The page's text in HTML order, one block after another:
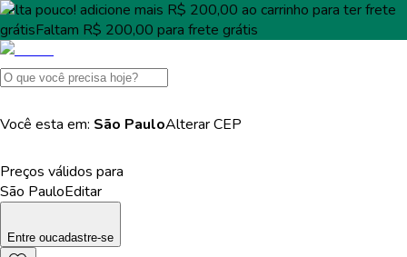
Falta pouco! adicione mais R$ 200,00 ao carrinho para terfrete
grátisFaltam R$ 200,00 para frete grátis
Você esta em: São PauloAlterarCEP
Preços válidos para
São PauloEditar
Entre oucadastre-se